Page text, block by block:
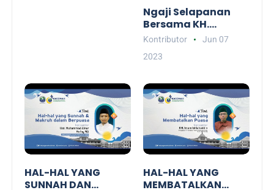
Ngaji Selapanan
Bersama KH.
Ahmad Zaki Fuad
Kitab Al Ahkam As-
Kontributor
Jun 07
2023
HAL-HAL YANG
SUNNAH DAN
HAL-HAL YANG
MEMBATALKAN